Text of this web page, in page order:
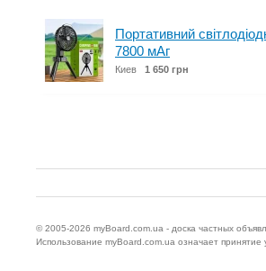
Портативний
7800 мАг
Киев 1 650 грн
© 2005-2026 myBoard.com.ua - доска частных
Использование myBoard.com.ua означает принятие